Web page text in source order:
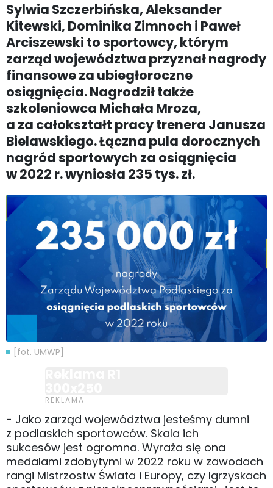
Sylwia Szczerbińska, Aleksander
Kitewski, Dominika Zimnoch i Paweł
Arciszewski to sportowcy, którym
zarząd województwa przyznał nagrody
finansowe za ubiegłoroczne
osiągnięcia. Nagrodził także
szkoleniowca Michała Mroza,
a za całokształt pracy trenera Janusza
Bielawskiego. Łączna pula dorocznych
nagród sportowych za osiągnięcia
w 2022 r. wyniosła 235 tys. zł.
[fot. UMWP]
- Jako zarząd województwa jesteśmy dumni
z podlaskich sportowców. Skala ich
sukcesów jest ogromna. Wyraża się ona
medalami zdobytymi w 2022 roku w zawodach
rangi Mistrzostw Świata i Europy, czy Igrzyskach